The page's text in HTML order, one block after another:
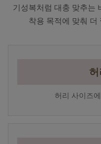
기성복처럼 대충 맞추는
착용 목적에 맞춰 더
허리 사이즈